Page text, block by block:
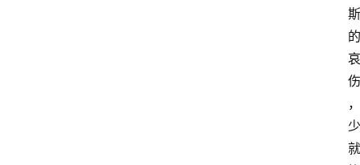
斯
的
哀
伤
，
少
就